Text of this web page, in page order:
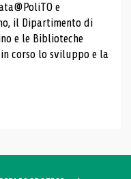
e
il Dipartimento di
e le Biblioteche
corso lo sviluppo e la